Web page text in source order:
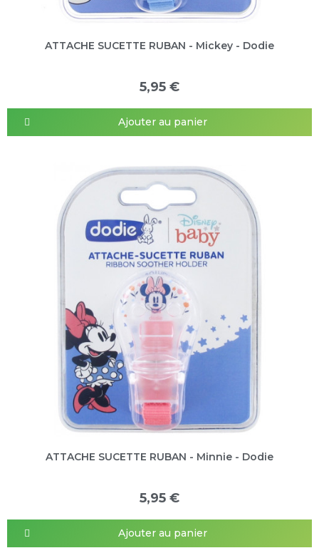
ATTACHE SUCETTE RUBAN - Mickey - Dodie
5,95 €
Ajouter au panier
ATTACHE SUCETTE RUBAN - Minnie - Dodie
5,95 €
Ajouter au panier